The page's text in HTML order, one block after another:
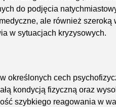
do podjęcia
ale również szeroką
w sytuacjach kryzysowych.
określonych cech
kondycją fizyczną oraz
szybkiego reagowania w